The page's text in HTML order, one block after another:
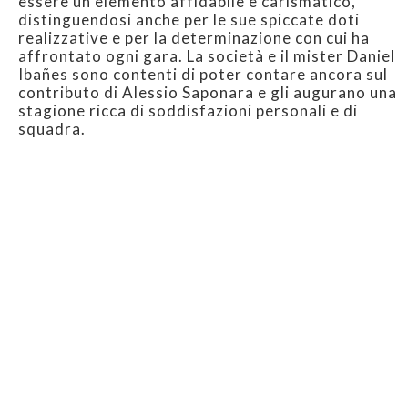
distinguendosi anche per le sue spiccate doti
realizzative e per la determinazione con cui ha
affrontato ogni gara. La società e il mister Daniel
Ibañes sono contenti di poter contare ancora sul
contributo di Alessio Saponara e gli augurano una
stagione ricca di soddisfazioni personali e di
squadra.